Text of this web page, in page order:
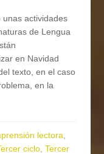
unas actividades
de Lengua
en Navidad
texto, en el caso
en la
lectora,
ciclo,Tercer